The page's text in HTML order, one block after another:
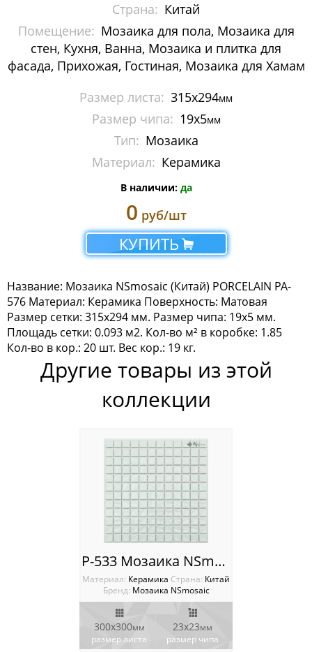
Мозаика Decor-mosaic
Мозаика Imagine Mosaic
Мозаика Irida
Мозаика Keramograd
Мозаика Mir Mosaic
Мозаика NSmosaic
Мозаика Crystal Series
Мозаика Econom Monocolor
Мозаика Exclusive
Мозаика Gold
Мозаика Panno
Мозаика Porcelain
Мозаика Series Metal
Мозаика Stone
Плитка Ceramic
Растяжки мозаики Econom
Мозаика Orro Mosaic
Мозаика Rose Mosaic
Мозаика Sekitei
Страна: Китай
Помещение: Мозаика для пола, Мозаика для
стен, Кухня, Ванна, Мозаика и плитка для
фасада, Прихожая, Гостиная, Мозаика для Хамам
Размер листа: 315x294мм
Размер чипа: 19x5мм
Тип: Мозаика
Материал: Керамика
В наличии: да
0 руб/шт
КУПИТЬ
Название: Мозаика NSmosaic (Китай) PORCELAIN PA-
576 Материал: Керамика Поверхность: Матовая
Размер сетки: 315x294 мм. Размер чипа: 19x5 мм.
Площадь сетки: 0.093 м2. Кол-во м² в коробке: 1.85
Кол-во в кор.: 20 шт. Вес кор.: 19 кг.
Другие товары из этой
коллекции
P-533 Мозаика NSmosaic
Материал: Керамика Cтрана: Китай
Бренд: Мозаика NSmosaic
300x300мм
размер листа
23x23мм
размер чипа